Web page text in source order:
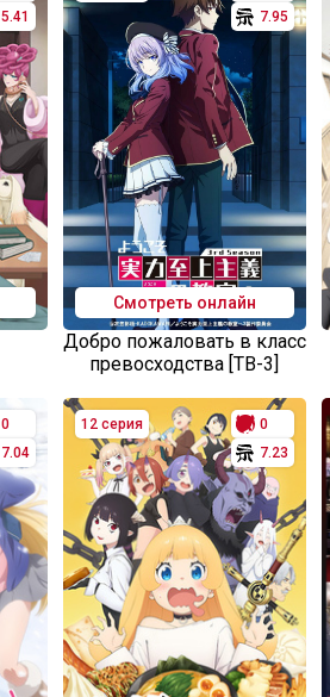
5.41
7.95
Смотреть онлайн
Добро пожаловать в класс
превосходства [ТВ-3]
0
7.04
12 серия
0
7.23